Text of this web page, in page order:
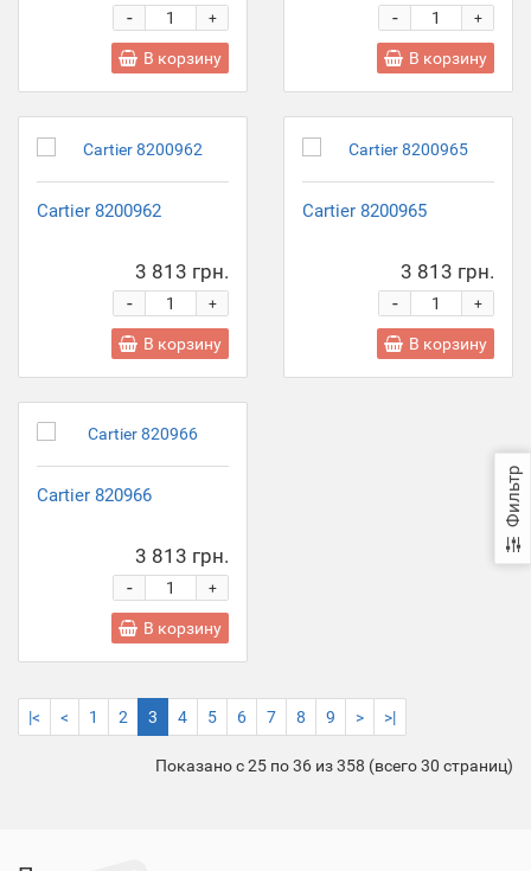
Фильтр
+
-
В корзину
+
-
В корзину
Cartier 8200962
3 813 грн.
+
-
В корзину
Cartier 8200965
3 813 грн.
+
-
В корзину
Cartier 820966
3 813 грн.
+
-
В корзину
|< < 1 2 3 4 5 6 7 8 9 > >|
Показано с 25 по 36 из 358 (всего 30 страниц)